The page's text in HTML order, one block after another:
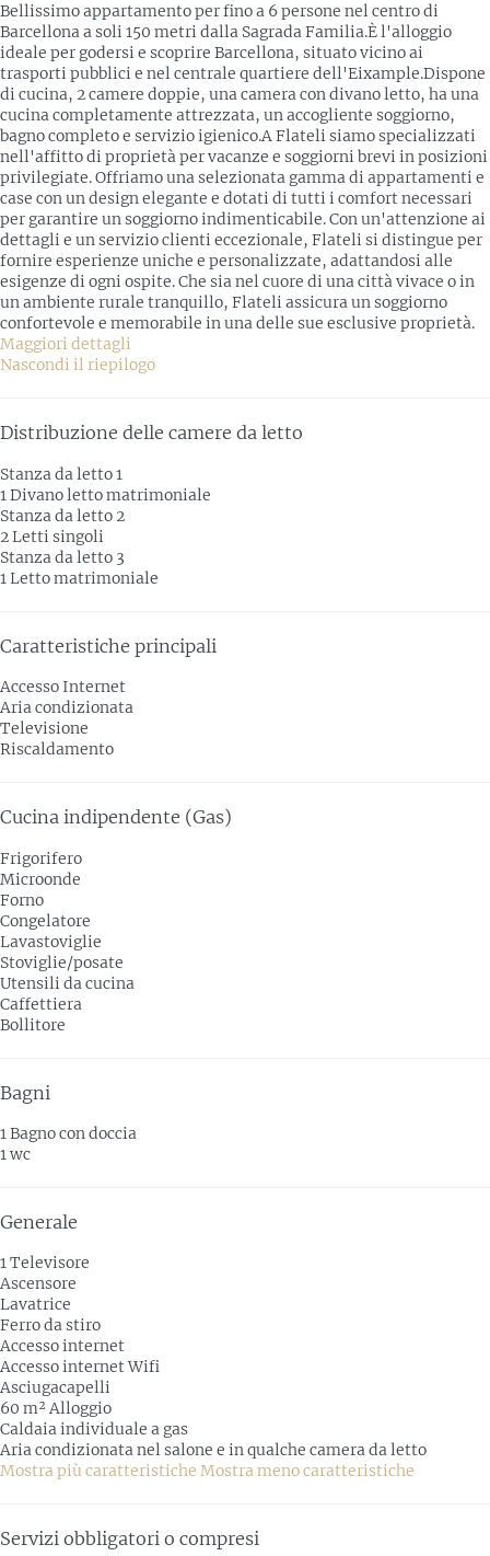
Bellissimo appartamento per fino a 6 persone nel centro di
Barcellona a soli 150 metri dalla Sagrada Familia.È l'alloggio
ideale per godersi e scoprire Barcellona, situato vicino ai
trasporti pubblici e nel centrale quartiere dell'Eixample.Dispone
di cucina, 2 camere doppie, una camera con divano letto, ha una
cucina completamente attrezzata, un accogliente soggiorno,
bagno completo e servizio igienico.A Flateli siamo specializzati
nell'affitto di proprietà per vacanze e soggiorni brevi in posizioni
privilegiate. Offriamo una selezionata gamma di appartamenti e
case con un design elegante e dotati di tutti i comfort necessari
per garantire un soggiorno indimenticabile. Con un'attenzione ai
dettagli e un servizio clienti eccezionale, Flateli si distingue per
fornire esperienze uniche e personalizzate, adattandosi alle
esigenze di ogni ospite. Che sia nel cuore di una città vivace o in
un ambiente rurale tranquillo, Flateli assicura un soggiorno
confortevole e memorabile in una delle sue esclusive proprietà.
Maggiori dettagli
Nascondi il riepilogo
Distribuzione delle camere da letto
Stanza da letto 1
1 Divano letto matrimoniale
Stanza da letto 2
2 Letti singoli
Stanza da letto 3
1 Letto matrimoniale
Caratteristiche principali
Accesso Internet
Aria condizionata
Televisione
Riscaldamento
Cucina indipendente (Gas)
Frigorifero
Microonde
Forno
Congelatore
Lavastoviglie
Stoviglie/posate
Utensili da cucina
Caffettiera
Bollitore
Bagni
1 Bagno con doccia
1 wc
Generale
1 Televisore
Ascensore
Lavatrice
Ferro da stiro
Accesso internet
Accesso internetWifi
Asciugacapelli
60 m² Alloggio
Caldaia individuale a gas
Aria condizionata nel salone e in qualche camera da letto
Mostra più caratteristiche Mostra meno caratteristiche
Servizi obbligatori o compresi